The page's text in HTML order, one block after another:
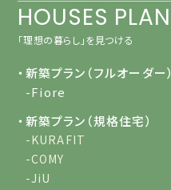
HOUSES PLAN
「理想の暮らし」を見つける
・新築プラン（フルオーダー）
-Fiore
・新築プラン（規格住宅）
-KURAFIT
-COMY
-JiU